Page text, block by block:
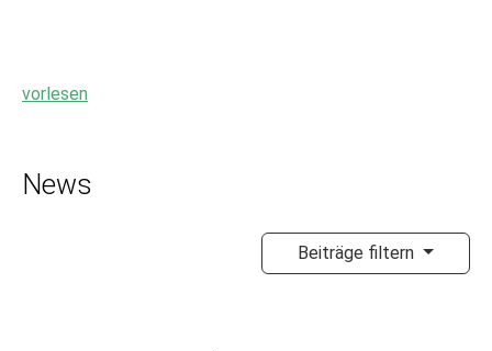
vorlesen
News
Beiträge filtern